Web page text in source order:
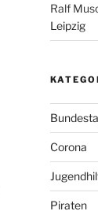
Ralf
Leipzig
Corona
Piraten